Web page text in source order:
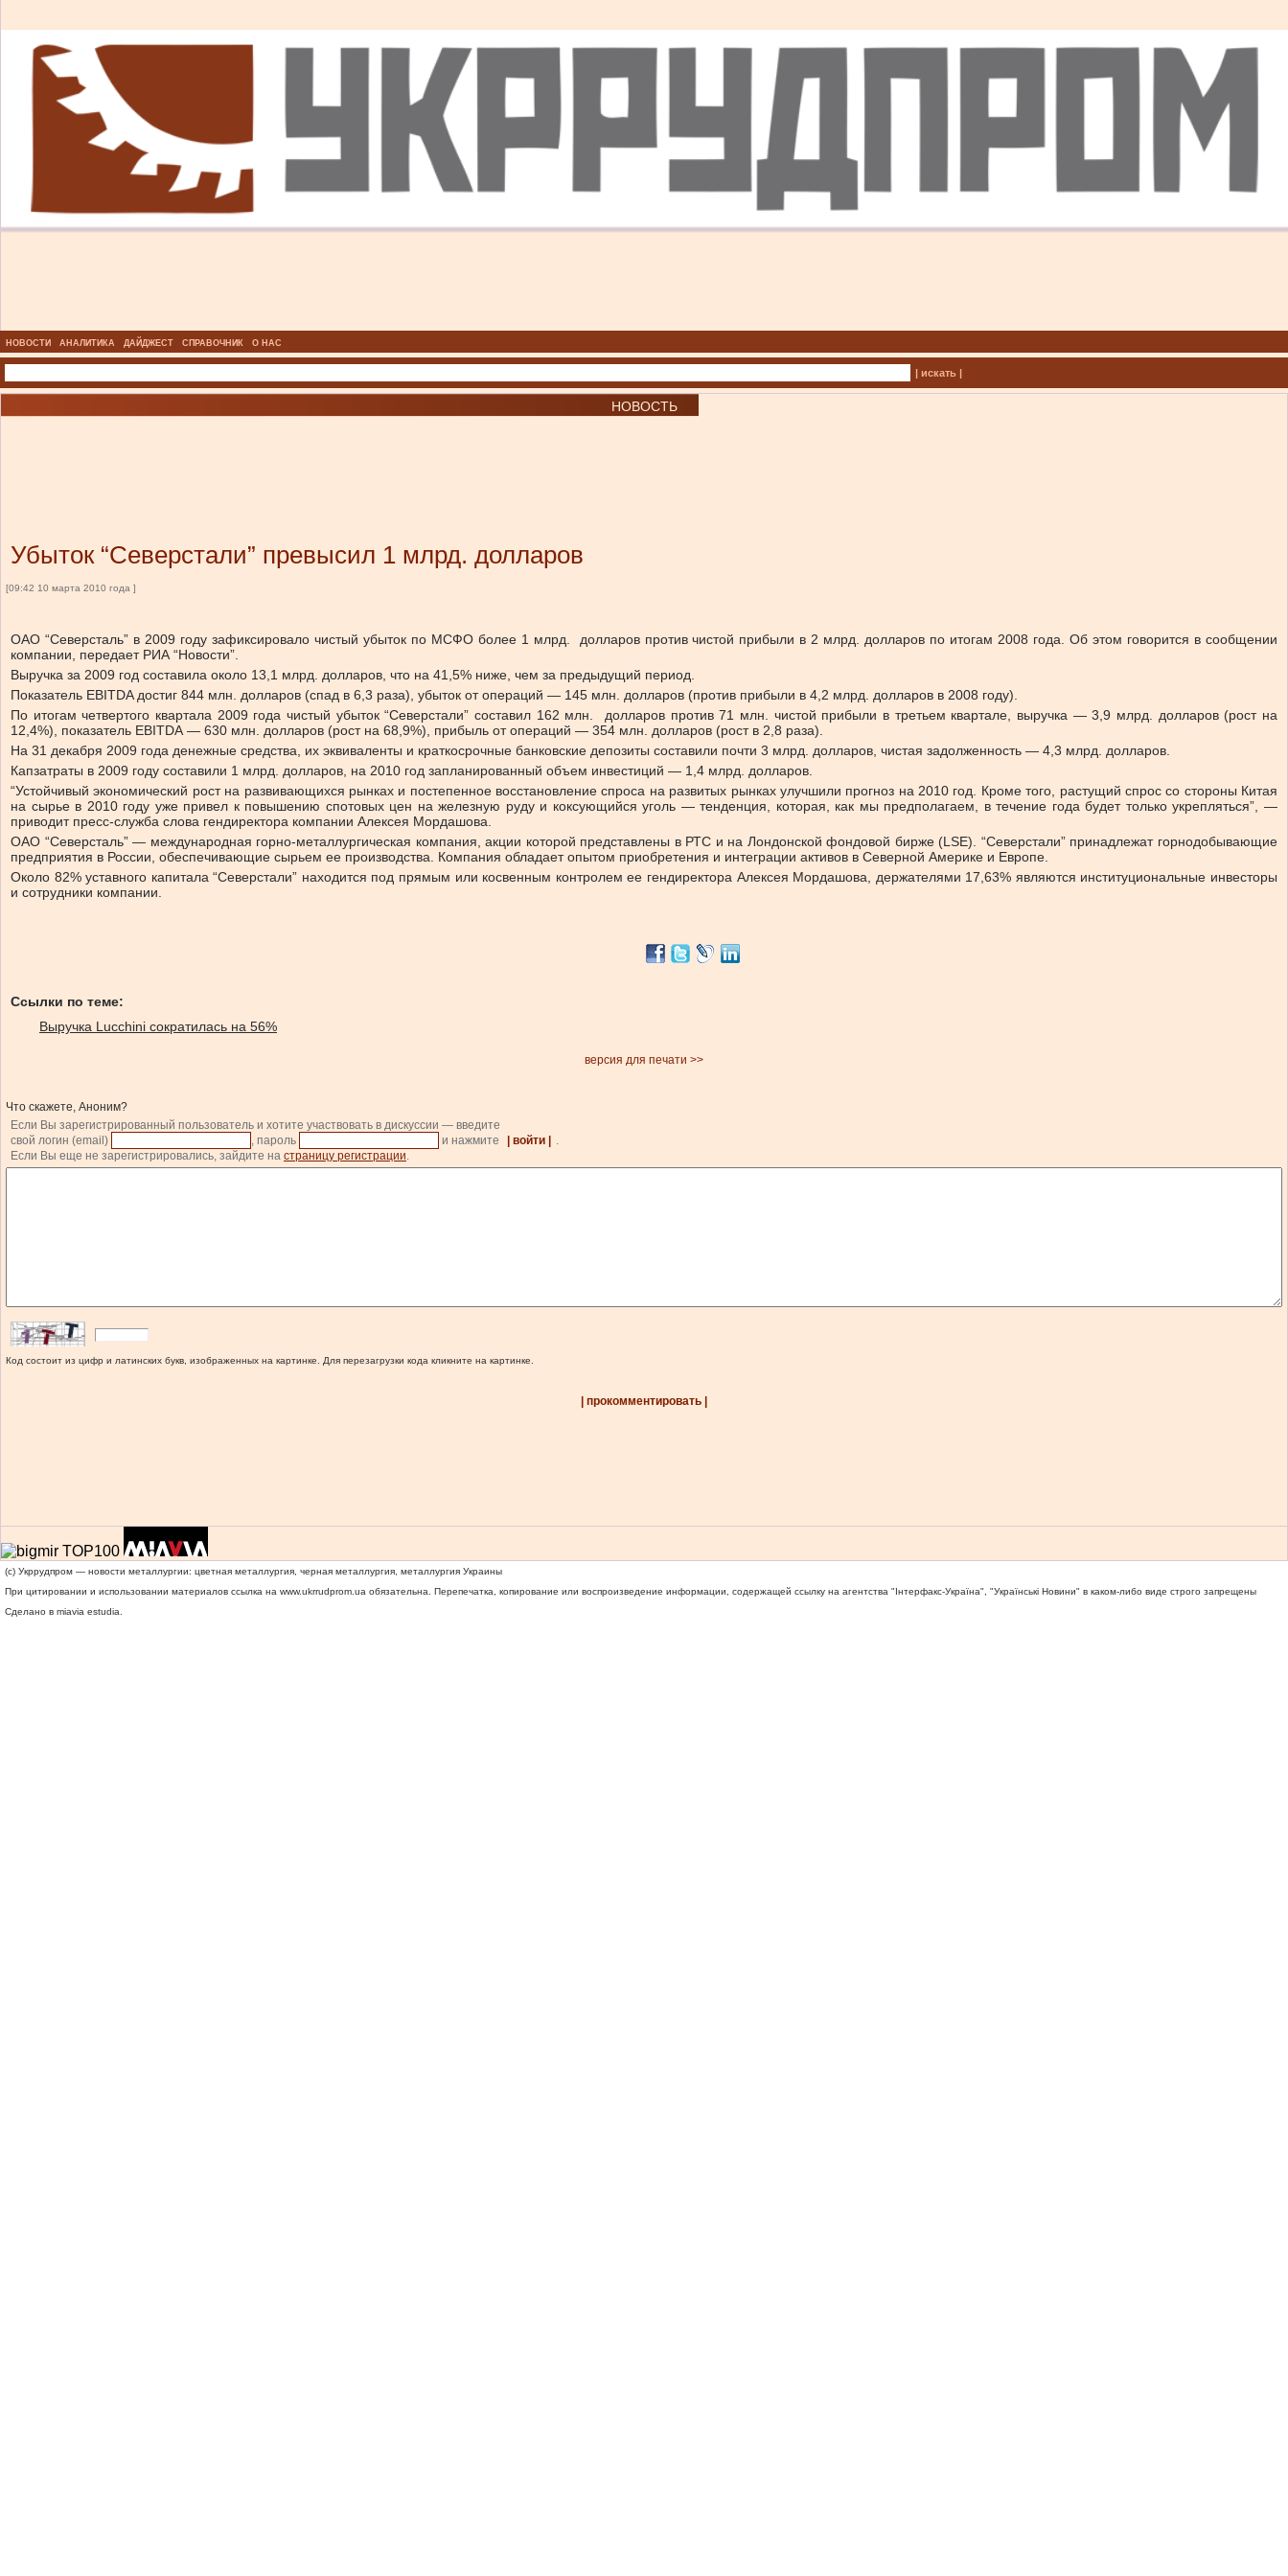
НОВОСТИ АНАЛИТИКА ДАЙДЖЕСТ СПРАВОЧНИК О НАС
| искать |
НОВОСТЬ
Убыток “Северстали” превысил 1 млрд. долларов
[09:42 10 марта 2010 года ]
ОАО “Северсталь” в 2009 году зафиксировало чистый убыток по МСФО более 1 млрд. долларов против чистой прибыли в 2 млрд. долларов по итогам 2008 года. Об этом говорится в сообщении
компании, передает РИА “Новости”.
Выручка за 2009 год составила около 13,1 млрд. долларов, что на 41,5% ниже, чем за предыдущий период.
Показатель EBITDA достиг 844 млн. долларов (спад в 6,3 раза), убыток от операций — 145 млн. долларов (против прибыли в 4,2 млрд. долларов в 2008 году).
По итогам четвертого квартала 2009 года чистый убыток “Северстали” составил 162 млн. долларов против 71 млн. чистой прибыли в третьем квартале, выручка — 3,9 млрд. долларов (рост на
12,4%), показатель EBITDA — 630 млн. долларов (рост на 68,9%), прибыль от операций — 354 млн. долларов (рост в 2,8 раза).
На 31 декабря 2009 года денежные средства, их эквиваленты и краткосрочные банковские депозиты составили почти 3 млрд. долларов, чистая задолженность — 4,3 млрд. долларов.
Капзатраты в 2009 году составили 1 млрд. долларов, на 2010 год запланированный объем инвестиций — 1,4 млрд. долларов.
“Устойчивый экономический рост на развивающихся рынках и постепенное восстановление спроса на развитых рынках улучшили прогноз на 2010 год. Кроме того, растущий спрос со стороны Китая
на сырье в 2010 году уже привел к повышению спотовых цен на железную руду и коксующийся уголь — тенденция, которая, как мы предполагаем, в течение года будет только укрепляться”, —
приводит пресс-служба слова гендиректора компании Алексея Мордашова.
ОАО “Северсталь” — международная горно-металлургическая компания, акции которой представлены в РТС и на Лондонской фондовой бирже (LSE). “Северстали” принадлежат горнодобывающие
предприятия в России, обеспечивающие сырьем ее производства. Компания обладает опытом приобретения и интеграции активов в Северной Америке и Европе.
Около 82% уставного капитала “Северстали” находится под прямым или косвенным контролем ее гендиректора Алексея Мордашова, держателями 17,63% являются институциональные инвесторы
и сотрудники компании.
Ссылки по теме:
Выручка Lucchini сократилась на 56%
версия для печати >>
Что скажете, Аноним?
Если Вы зарегистрированный пользователь и хотите участвовать в дискуссии — введите
свой логин (email)
, пароль и нажмите | войти |
.
Если Вы еще не зарегистрировались, зайдите на страницу регистрации.
Код состоит из цифр и латинских букв, изображенных на картинке. Для перезагрузки кода кликните на картинке.
| прокомментировать |
(c) Укррудпром — новости металлургии: цветная металлургия, черная металлургия, металлургия Украины
При цитировании и использовании материалов ссылка на www.ukrrudprom.ua обязательна. Перепечатка, копирование или воспроизведение информации, содержащей ссылку на агентства "Iнтерфакс-Україна", "Українськi Новини" в каком-либо виде строго запрещены
Сделано в miavia estudia.